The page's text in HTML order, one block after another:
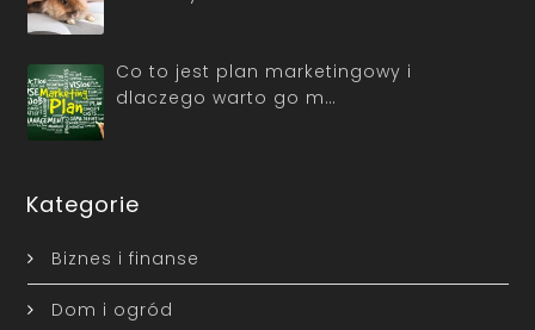
Co to jest plan marketingowy i
dlaczego warto go m…
Kategorie
Biznes i finanse
Dom i ogród